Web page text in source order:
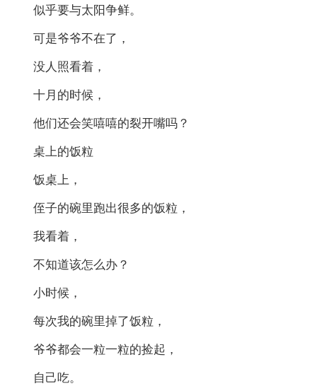
似乎要与太阳争鲜。
可是爷爷不在了，
没人照看着，
十月的时候，
他们还会笑嘻嘻的裂开嘴吗？
桌上的饭粒
饭桌上，
侄子的碗里跑出很多的饭粒，
我看着，
不知道该怎么办？
小时候，
每次我的碗里掉了饭粒，
爷爷都会一粒一粒的捡起，
自己吃。